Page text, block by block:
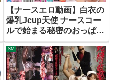
【ナースエロ動画】白衣の
爆乳Jcup天使 ナースコー
ルで始まる秘密のおっぱい
看護 Boin「望月乃々」
Box2
SM